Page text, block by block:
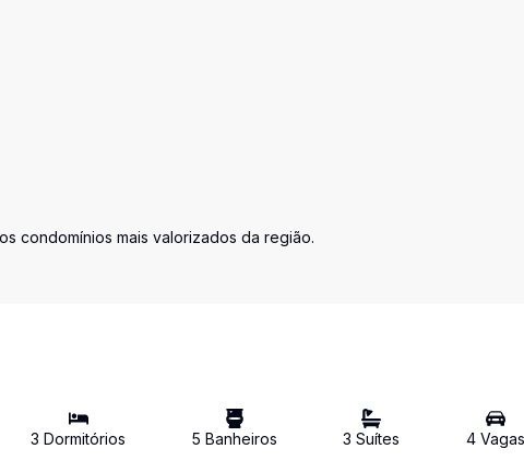
condomínios mais valorizados da região.
3 Dormitórios 5 Banheiros 3 Suítes 4Vagas